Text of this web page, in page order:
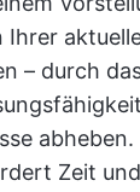
Ihrer
– durch
Zeit